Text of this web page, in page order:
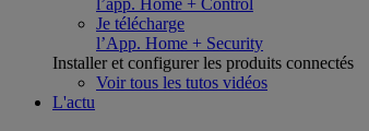
l’app. Home + Control
Je télécharge
l’App. Home + Security
Installer et configurer les produits connectés
Voir tous les tutos vidéos
L'actu